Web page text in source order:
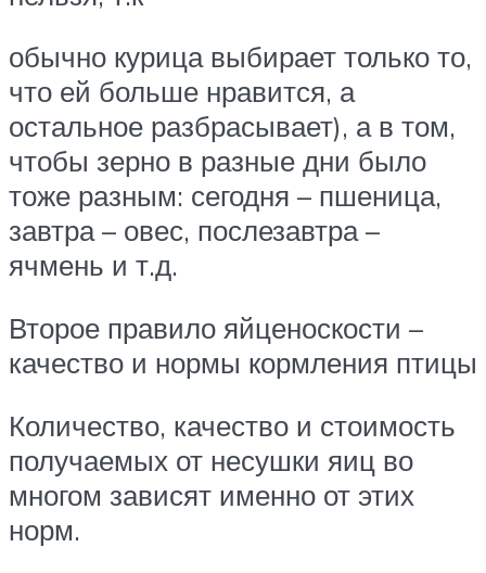
обычно курица выбирает только то,
что ей больше нравится, а
остальное разбрасывает), а в том,
чтобы зерно в разные дни было
тоже разным: сегодня – пшеница,
завтра – овес, послезавтра –
ячмень и т.д.
Второе правило яйценоскости –
качество и нормы кормления птицы
Количество, качество и стоимость
получаемых от несушки яиц во
многом зависят именно от этих
норм.